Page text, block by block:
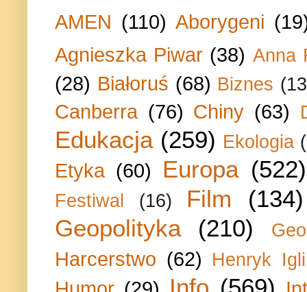
AMEN (110) Aborygeni
Agnieszka Piwar (38) Anna
(28) Białoruś (68) Biznes
Canberra (76) Chiny (63)
Edukacja (259) Ekologia
Etyka (60) Europa (522)
Festiwal (16) Film
(134)
Geopolityka
(210)
Harcerstwo (62) Henryk